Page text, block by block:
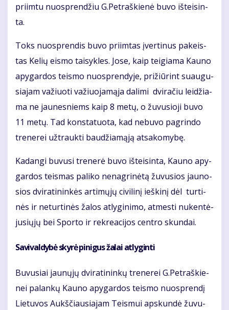
pri­im­tu nuosp­ren­džiu G.Pet­raš­kie­nė bu­vo iš­tei­sin­
ta.
Toks nuosp­ren­dis bu­vo pri­im­tas įver­ti­nus pa­keis­
tas Ke­lių eis­mo tai­syk­les. Jo­se, kaip tei­gia­ma Kau­no
apy­gar­dos teis­mo nuosp­ren­dy­je, pri­žiū­rint su­au­gu­
sia­jam va­žiuo­ti va­žiuo­ja­mą­ja da­li­mi dvi­ra­čiu lei­džia­
ma ne jau­nes­niems kaip 8 me­tų, o žu­vu­sio­ji bu­vo
11 me­tų. Tad kon­sta­tuo­ta, kad ne­bu­vo pa­grin­do
tre­ne­rei už­trauk­ti bau­džia­mą­ją at­sa­ko­my­bę.
Ka­dan­gi bu­vu­si tre­ne­rė bu­vo iš­tei­sin­ta, Kau­no apy­
gar­dos teis­mas pa­li­ko ne­nag­ri­nė­tą žu­vu­sios jau­no­
sios dvi­ra­ti­nin­kės ar­ti­mų­jų ci­vi­li­nį ieš­ki­nį dėl tur­ti­
nės ir ne­tur­ti­nės ža­los at­ly­gi­ni­mo, at­mes­ti nu­ken­tė­
ju­sių­jų bei Spor­to ir rek­re­a­ci­jos cen­tro skun­dai.
Sa­vi­val­dy­bė sky­rė pi­ni­gus ža­lai at­ly­gin­ti
Bu­vu­siai jau­nų­jų dvi­ra­ti­nin­kų tre­ne­rei G.Pet­raš­kie­
nei pa­lan­kų Kau­no apy­gar­dos teis­mo nuosp­ren­dį
Lie­tu­vos Aukš­čiau­sia­jam Teis­mui ap­skun­dė žu­vu­